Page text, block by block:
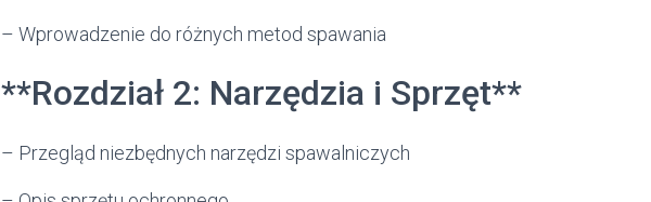
– Wprowadzenie do różnych metod spawania
**Rozdział 2: Narzędzia i Sprzęt**
– Przegląd niezbędnych narzędzi spawalniczych